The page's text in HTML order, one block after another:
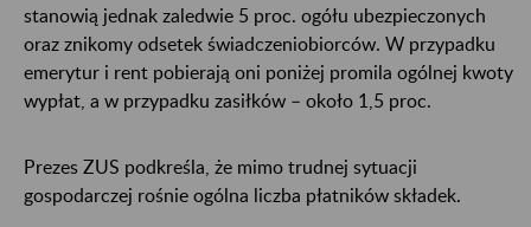
stanowią jednak zaledwie 5 proc. ogółu ubezpieczonych
oraz znikomy odsetek świadczeniobiorców. W przypadku
emerytur i rent pobierają oni poniżej promila ogólnej kwoty
wypłat, a w przypadku zasiłków – około 1,5 proc.
Prezes ZUS podkreśla, że mimo trudnej sytuacji
gospodarczej rośnie ogólna liczba płatników składek.